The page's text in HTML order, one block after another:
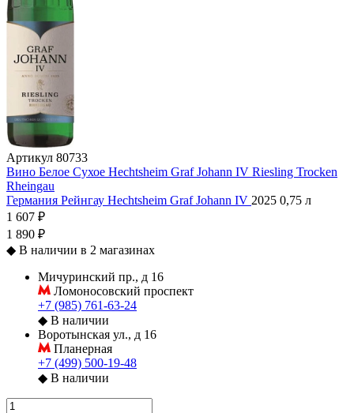
Артикул 80733
Вино Белое Сухое Hechtsheim Graf Johann IV Riesling Trocken
Rheingau
Германия Рейнгау Hechtsheim Graf Johann IV 2025 0,75 л
1 607 ₽
1 890 ₽
◆ В наличии в 2 магазинах
Мичуринский пр., д 16
Ломоносовский проспект
+7 (985) 761-63-24
◆ В наличии
Воротынская ул., д 16
Планерная
+7 (499) 500-19-48
◆ В наличии